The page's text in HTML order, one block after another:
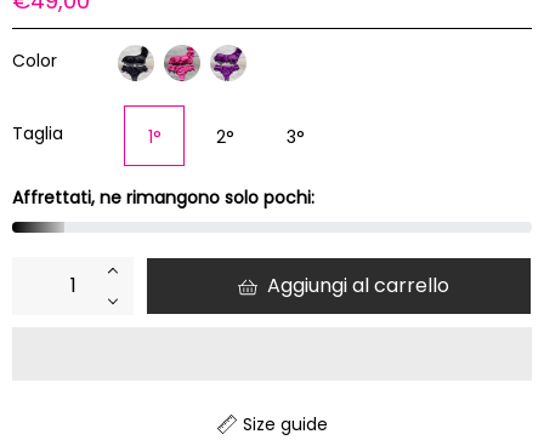
Color
Taglia 1° 2° 3°
Affrettati, ne rimangono solo pochi:
−
+ Aggiungi al carrello
Size guide